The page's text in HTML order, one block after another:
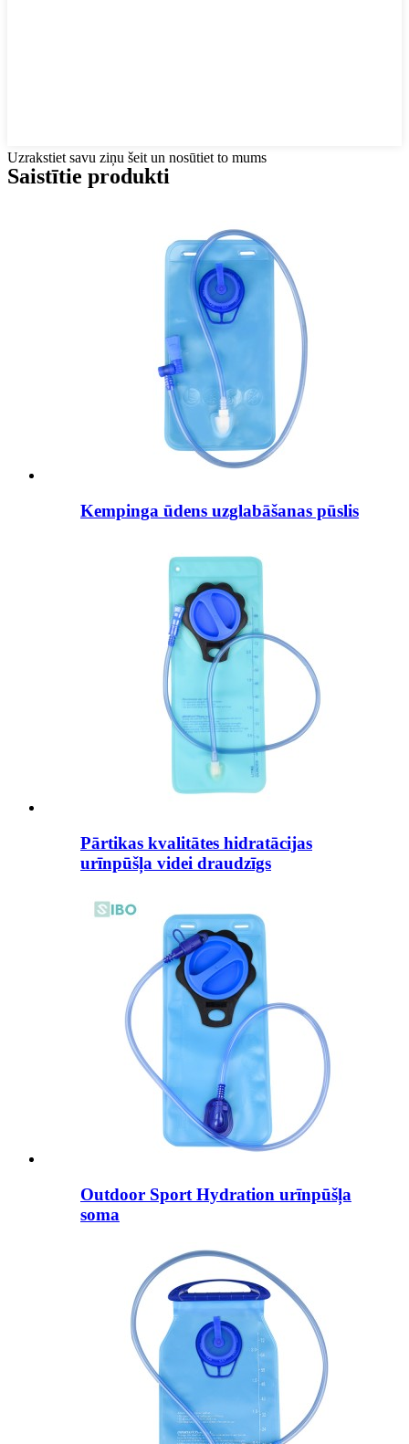
Uzrakstiet savu ziņu šeit un nosūtiet to mums
Saistītie produkti
Kempinga ūdens uzglabāšanas pūslis
Pārtikas kvalitātes hidratācijas
urīnpūšļa videi draudzīgs
Outdoor Sport Hydration urīnpūšļa
soma